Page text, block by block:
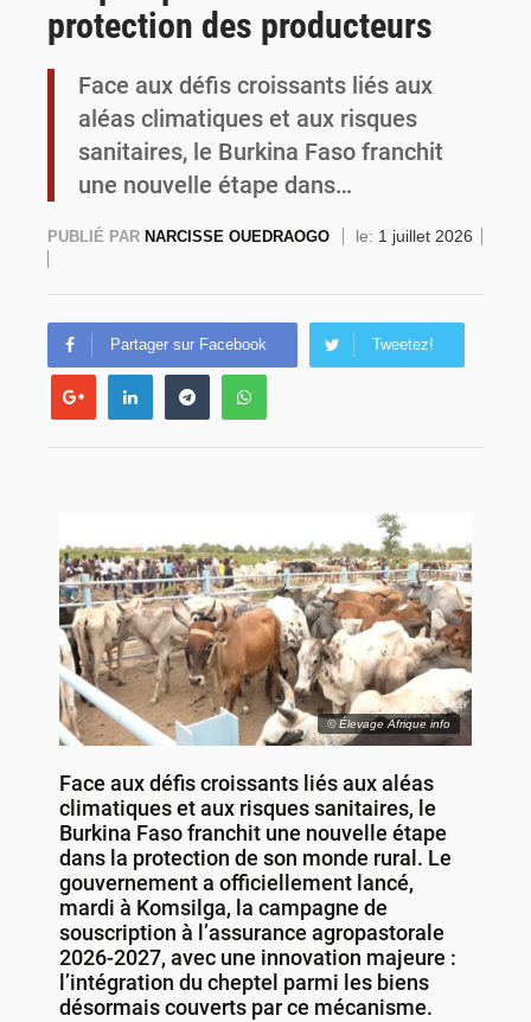
protection des producteurs
Face aux défis croissants liés aux
aléas climatiques et aux risques
sanitaires, le Burkina Faso franchit
une nouvelle étape dans…
PUBLIÉ PAR NARCISSE OUEDRAOGO le: 1 juillet 2026
Partager sur Facebook Tweetez!
© Élevage Afrique info
Face aux défis croissants liés aux aléas
climatiques et aux risques sanitaires, le
Burkina Faso franchit une nouvelle étape
dans la protection de son monde rural. Le
gouvernement a officiellement lancé,
mardi à Komsilga, la campagne de
souscription à l’assurance agropastorale
2026-2027, avec une innovation majeure :
l’intégration du cheptel parmi les biens
désormais couverts par ce mécanisme.